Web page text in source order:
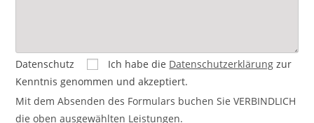
Datenschutz Ich habe die Datenschutzerklärung zur
Kenntnis genommen und akzeptiert.
Mit dem Absenden des Formulars buchen Sie VERBINDLICH
die oben ausgewählten Leistungen.